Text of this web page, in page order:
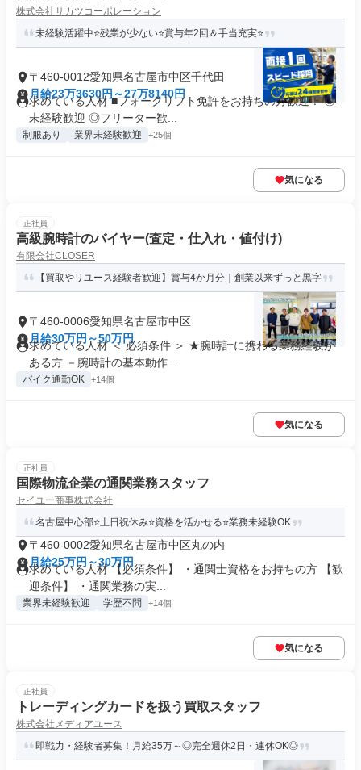
株式会社サカツコーポレーション
未経験活躍中⭐残業が少ない⭐賞与年2回＆手当充実⭐
〒460-0012愛知県名古屋市中区千代田
月給23万3630円～27万8140円
求めている人材 ■フォークリフト免許をお持ちの方歓迎！ ◎
未経験歓迎 ◎フリーター歓...
制服あり 業界未経験歓迎 +25個
気になる
正社員
高級腕時計のバイヤー(査定・仕入れ・値付け)
有限会社CLOSER
【買取やリユース経験者歓迎】賞与4か月分｜創業以来ずっと黒字
〒460-0006愛知県名古屋市中区
月給30万円～50万円
求めている人材 ＜ 必須条件 ＞ ★腕時計に携わる業務経験が
ある方 －腕時計の基本動作...
バイク通勤OK +14個
気になる
正社員
国際物流企業の通関業務スタッフ
セイユー商事株式会社
名古屋中心部⭐土日祝休み⭐資格を活かせる⭐業務未経験OK
〒460-0002愛知県名古屋市中区丸の内
月給25万円～30万円
求めている人材 【必須条件】 ・通関士資格をお持ちの方 【歓
迎条件】 ・通関業務の実...
業界未経験歓迎 学歴不問 +14個
気になる
正社員
トレーディングカードを扱う買取スタッフ
株式会社メディアユース
即戦力・経験者募集！月給35万～◎完全週休2日・連休OK◎